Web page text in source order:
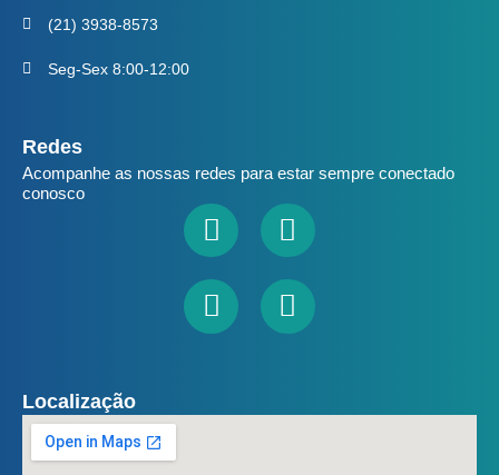
(21) 3938-8573
Seg-Sex 8:00-12:00
Redes
Acompanhe as nossas redes para estar sempre conectado
conosco
FacebookLinkedin
YoutubeInstagram
Localização